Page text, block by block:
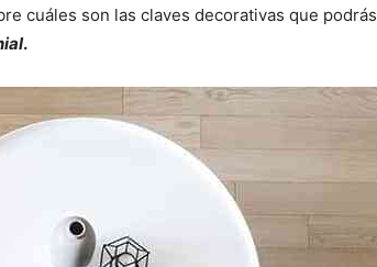
e e e
cuáles son las claves decorativas que podrás
.